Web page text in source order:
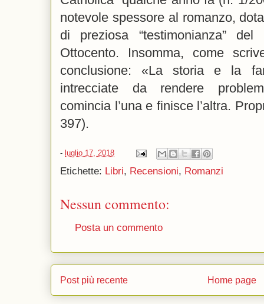
notevole spessore al romanzo,
di preziosa “testimonianza”
Ottocento. Insomma, come
conclusione: «La storia e la
intrecciate da rendere
comincia l’una e finisce l’altra.
397).
- luglio 17, 2018
Etichette: Libri, Recensioni, Romanzi
Nessun commento:
Posta un commento
Post più recente Home page